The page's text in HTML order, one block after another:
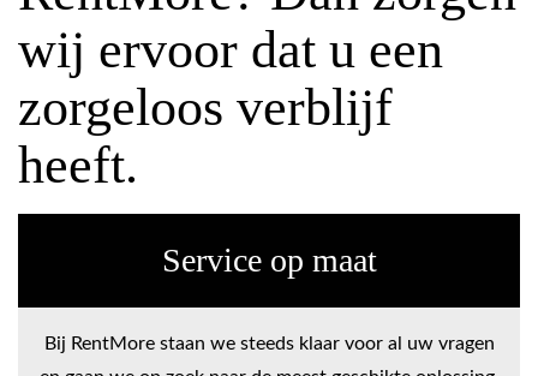
wij ervoor dat u een
zorgeloos verblijf
heeft.
Service op maat
Bij RentMore staan we steeds klaar voor al uw vragen